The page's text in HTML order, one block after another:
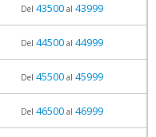
Del 43500al 43999
Del 44500al 44999
Del 45500al 45999
Del 46500al 46999